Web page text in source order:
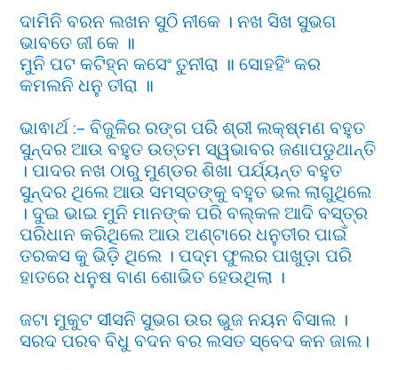
ଦାମିନି ବରନ ଲଖନ ସୁଠି ନୀକେ । ନଖ ସିଖ ସୁଭଗ
ଭାବତେ ଜୀ କେ ॥
ମୁନି ପଟ କଟିହ୍ନ କସେଂ ତୁନୀରା ॥ ସୋହହିଂ କର
କମଲନି ଧନୁ ତୀରା ॥
ଭାଵାର୍ଥ :- ବିଜୁଳିର ରଙ୍ଗ ପରି ଶ୍ରୀ ଲକ୍ଷ୍ମଣ ବହୁତ
ସୁନ୍ଦର ଆଉ ବହୁତ ଉତ୍ତମ ସ୍ୱଭାବର ଜଣାପଡୁଥାନ୍ତି
। ପାଦର ନଖ ଠାରୁ ମୁଣ୍ଡର ଶିଖା ପର୍ଯ୍ୟନ୍ତ ବହୁତ
ସୁନ୍ଦର ଥିଲେ ଆଉ ସମସ୍ତଙ୍କୁ ବହୁତ ଭଲ ଲାଗୁଥିଲେ
। ଦୁଇ ଭାଇ ମୁନି ମାନଙ୍କ ପରି ବଲ୍କଳ ଆଦି ବସ୍ତ୍ର
ପରିଧାନ କରିଥିଲେ ଆଉ ଅଣ୍ଟାରେ ଧନୁତୀର ପାଇଁ
ତରକସ କୁ ଭିଡ଼ି ଥିଲେ । ପଦ୍ମ ଫୁଲର ପାଖୁଡ଼ା ପରି
ହାତରେ ଧନୁଷ ବାଣ ଶୋଭିତ ହେଉଥିଲା ।
ଜଟା ମୁକୁଟ ସୀସନି ସୁଭଗ ଉର ଭୁଜ ନୟନ ବିସାଲ ।
ସରଦ ପରବ ବିଧୁ ବଦନ ବର ଲସତ ସ୍ବେଦ କନ ଜାଲ।